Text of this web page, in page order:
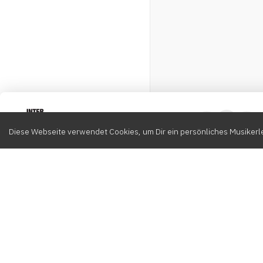
Diese Webseite verwendet Cookies, um Dir ein persönliches